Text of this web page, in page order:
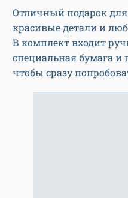
Отличный подарок
красивые детали и
В комплект входит
специальная бумага и
чтобы сразу